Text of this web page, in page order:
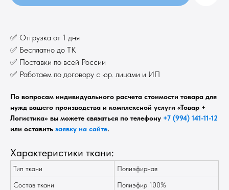
✅ Отгрузка от 1 дня
✅ Бесплатно до ТК
✅ Поставки по всей России
✅ Работаем по договору с юр. лицами и ИП
По вопросам индивидуального расчета стоимости товара для
нужд вашего производства и комплексной услуги «Товар +
Логистика» вы можете связаться по телефону +7 (994) 141-11-12
или оставить заявку на сайте.
Характеристики ткани:
Тип ткани
Полиэфирная
Состав ткани
Полиэфир 100%